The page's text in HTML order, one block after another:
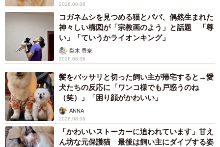
2026.08.06
コガネムシを見つめる猫とパパ、偶然生まれた
神々しい構図が「宗教画のよう」と話題 「尊
い」「ていうかライオンキング」
梨木 香奈
2026.08.06
髪をバッサリと切った飼い主が帰宅すると→愛
犬たちの反応に「ワンコ様でも戸惑うのね
（笑）」「困り顔がかわいい」
ANNA
2026.08.06
「かわいいストーカーに追われています」甘え
ん坊な元保護猫 最後は飼い主にダイブする姿